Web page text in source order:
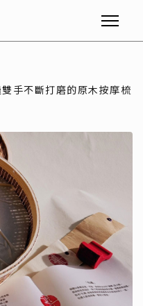
手不斷打磨的原木按摩梳